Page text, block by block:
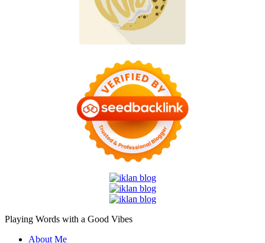
Playing Words with a Good Vibes
About Me